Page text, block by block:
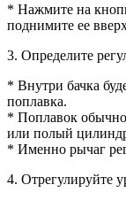
* Нажмите на
поднимите ее
3. Определите
* Внутри бачка
поплавка.
* Поплавок
или полый
* Именно рычаг
4. Отрегулируйте